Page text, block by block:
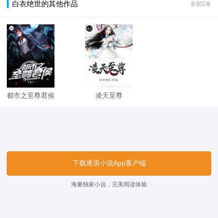
白衣绝世的其他作品 全部2本
都市之至尊君侯 凌天至尊
下载逐浪小说App客户端
海量独家小说，完美阅读体验